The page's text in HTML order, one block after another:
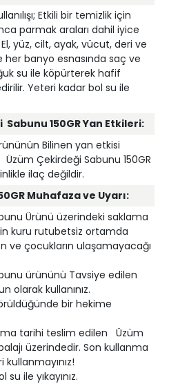
Etkili bir temizlik için
parmak araları dahil iyice
yüz, cilt, ayak, vücut, deri ve
banyo esnasında saç ve
su ile köpürterek hafif
Yeteri kadar bol su ile
150GR Yan Etkileri:
Bilinen yan etkisi
Çekirdeği Sabunu 150GR
ilaç değildir.
Muhafaza ve Uyarı:
Ürünü üzerindeki saklama
kuru rutubetsiz ortamda
ve çocukların ulaşamayacağı
ürününü Tavsiye edilen
olarak kullanınız.
bir hekime
tarihi teslim edilen Üzüm
üzerindedir. Son kullanma
ile yıkayınız.